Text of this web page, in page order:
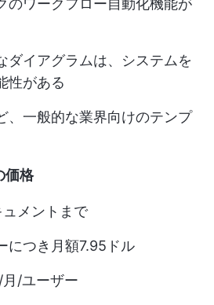
ダイアグラムは、システムを
性がある
、一般的な業界向けのテンプ
価格
メントまで
につき月額7.95ドル
/ユーザー